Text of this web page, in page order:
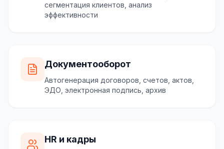
сегментация клиентов, анализ
эффективности
Документооборот
Автогенерация договоров, счетов, актов,
ЭДО, электронная подпись, архив
HR и кадры